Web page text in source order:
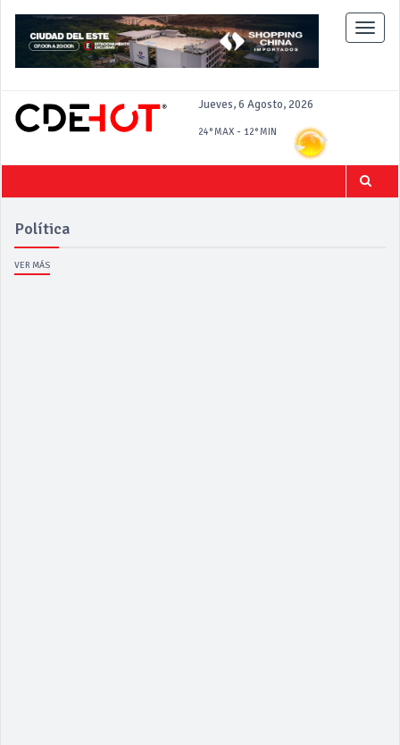
Jueves, 6 Agosto, 2026
24°MAX - 12°MIN
Toggle
Política
VER MÁS